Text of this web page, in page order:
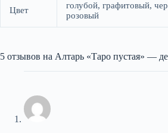
Цвет
голубой, графитовый,
розовый
5 отзывов на Алтарь «Таро пустая» —